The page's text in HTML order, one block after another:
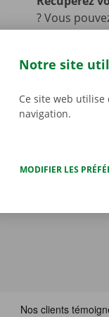
? Vous
Point
transports
Notre site
Ce site web
navigation.
MODIFIER LES